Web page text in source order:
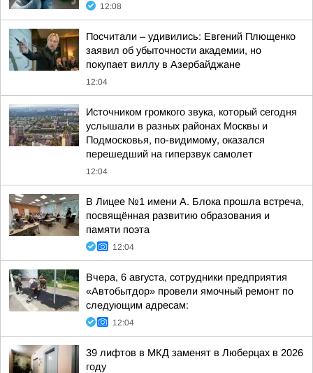
12:08
Посчитали – удивились: Евгений Плющенко
заявил об убыточности академии, но
покупает виллу в Азербайджане
12:04
Источником громкого звука, который сегодня
услышали в разных районах Москвы и
Подмосковья, по-видимому, оказался
перешедший на гиперзвук самолет
12:04
В Лицее №1 имени А. Блока прошла встреча,
посвящённая развитию образования и
памяти поэта
12:04
Вчера, 6 августа, сотрудники предприятия
«Автобытдор» провели ямочный ремонт по
следующим адресам:
12:04
39 лифтов в МКД заменят в Люберцах в 2026
году